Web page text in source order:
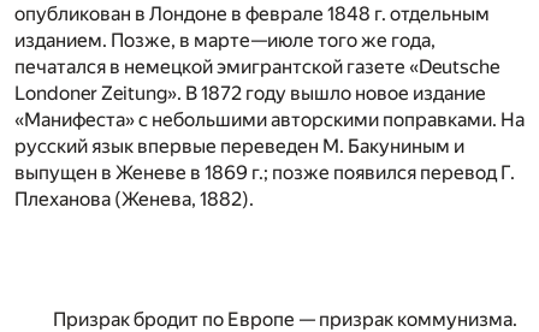
опубликован в Лондоне в феврале 1848 г. отдельным
изданием. Позже, в марте—июле того же года,
печатался в немецкой эмигрантской газете «Deutsche
Londoner Zeitung». В 1872 году вышло новое издание
«Манифеста» с небольшими авторскими поправками. На
русский язык впервые переведен М. Бакуниным и
выпущен в Женеве в 1869 г.; позже появился перевод Г.
Плеханова (Женева, 1882).
Призрак бродит по Европе — призрак коммунизма.